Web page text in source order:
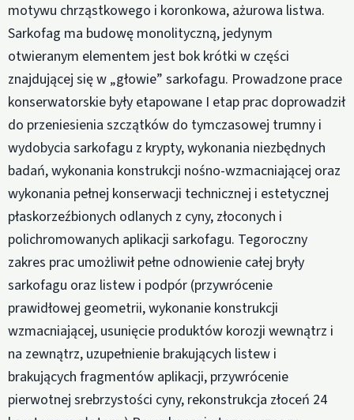
motywu chrząstkowego i koronkowa, ażurowa listwa.
Sarkofag ma budowę monolityczną, jedynym
otwieranym elementem jest bok krótki w części
znajdującej się w „głowie” sarkofagu. Prowadzone prace
konserwatorskie były etapowane I etap prac doprowadził
do przeniesienia szczątków do tymczasowej trumny i
wydobycia sarkofagu z krypty, wykonania niezbędnych
badań, wykonania konstrukcji nośno-wzmacniającej oraz
wykonania pełnej konserwacji technicznej i estetycznej
płaskorzeźbionych odlanych z cyny, złoconych i
polichromowanych aplikacji sarkofagu. Tegoroczny
zakres prac umożliwił pełne odnowienie całej bryły
sarkofagu oraz listew i podpór (przywrócenie
prawidłowej geometrii, wykonanie konstrukcji
wzmacniającej, usunięcie produktów korozji wewnątrz i
na zewnątrz, uzupełnienie brakujących listew i
brakujących fragmentów aplikacji, przywrócenie
pierwotnej srebrzystości cyny, rekonstrukcja złoceń 24